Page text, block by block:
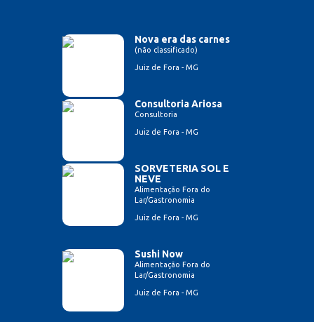
Nova era das carnes
(não classificado)
Juiz de Fora - MG
Consultoria Ariosa
Consultoria
Juiz de Fora - MG
SORVETERIA SOL E
NEVE
Alimentação Fora do
Lar/Gastronomia
Juiz de Fora - MG
Sushi Now
Alimentação Fora do
Lar/Gastronomia
Juiz de Fora - MG